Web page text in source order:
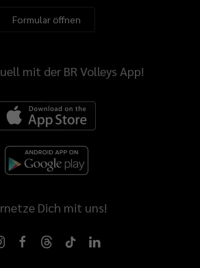
Formular öffnen
mit der BR Volleys App!
Dich mit uns!